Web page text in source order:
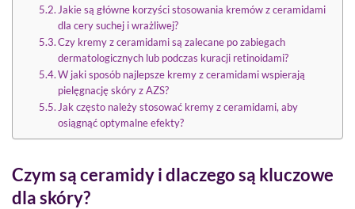
Jakie są główne korzyści stosowania kremów z ceramidami
dla cery suchej i wrażliwej?
Czy kremy z ceramidami są zalecane po zabiegach
dermatologicznych lub podczas kuracji retinoidami?
W jaki sposób najlepsze kremy z ceramidami wspierają
pielęgnację skóry z AZS?
Jak często należy stosować kremy z ceramidami, aby
osiągnąć optymalne efekty?
Czym są ceramidy i dlaczego są kluczowe
dla skóry?